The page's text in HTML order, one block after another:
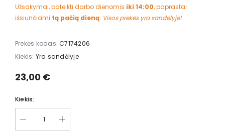
Užsakymai, pateikti darbo dienomis iki 14:00, paprastai
išsiunčiami tą pačią dieną. Visos prekės yra sandėlyje!
Prekės kodas: C7174206
Kiekis: Yra sandėlyje
23,00 €
Kiekis: